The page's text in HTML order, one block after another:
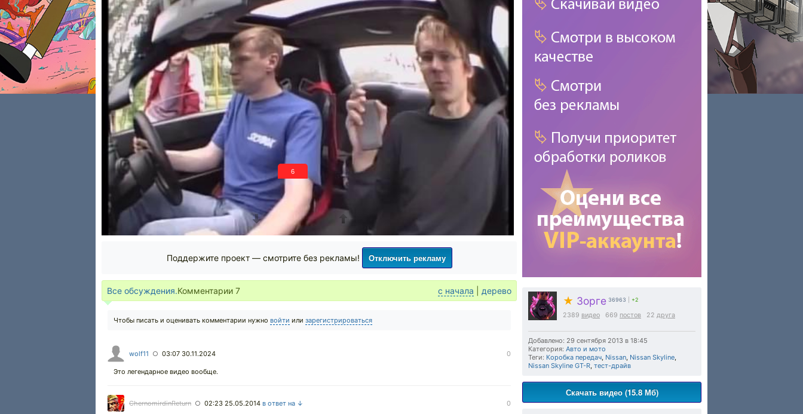
5
Просмотры
538
За сегодня
0
+30
★ Зорге 36963 +2
2389 видео 669 постов 22 друга
Добавлено: 29 сентября 2013 в 18:45
Категория: Авто и мото
Теги: Коробка передач, Nissan, Nissan Skyline,
Nissan Skyline GT-R, тест-драйв
Скачать видео (15.8 Мб)
Поддержите проект — смотрите без рекламы! Отключить рекламу
Все обсуждения.Комментарии 7 с начала дерево
Чтобы писать и оценивать комментарии нужно войти или зарегистрироваться
wolf11 ○ 03:07 30.11.2024 0
Это легендарное видео вообще.
ChernomirdinReturn ○ 02:23 25.05.2014 в ответ на ↓ 0